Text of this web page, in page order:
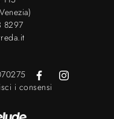
8297
i consensi